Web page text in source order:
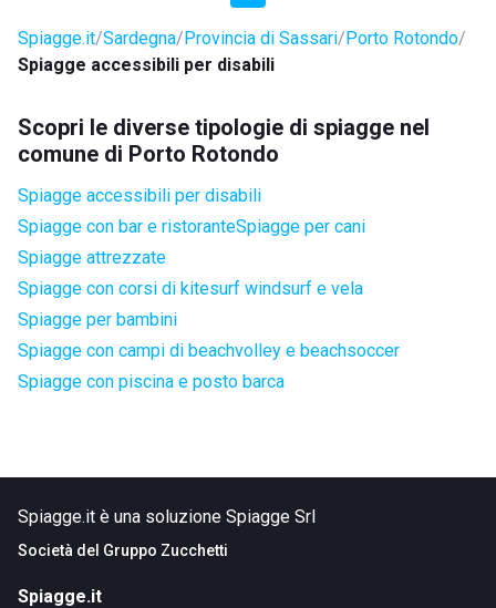
Spiagge.it Sardegna Provincia di Sassari Porto Rotondo
Spiagge accessibili per disabili
Scopri le diverse tipologie di spiagge nel
comune di Porto Rotondo
Spiagge accessibili per disabili
Spiagge con bar e ristoranteSpiagge per cani
Spiagge attrezzate
Spiagge con corsi di kitesurf windsurf e vela
Spiagge per bambini
Spiagge con campi di beachvolley e beachsoccer
Spiagge con piscina e posto barca
Spiagge.it è una soluzione Spiagge Srl
Società del Gruppo Zucchetti
Spiagge.it